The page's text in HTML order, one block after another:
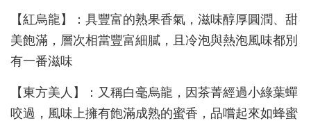
【紅烏龍】：具豐富的熟果香氣，滋味醇厚圓潤、甜
美飽滿，層次相當豐富細膩，且冷泡與熱泡風味都別
有一番滋味
【東方美人】：又稱白毫烏龍，因茶菁經過小綠葉蟬
咬過，風味上擁有飽滿成熟的蜜香，品嚐起來如蜂蜜